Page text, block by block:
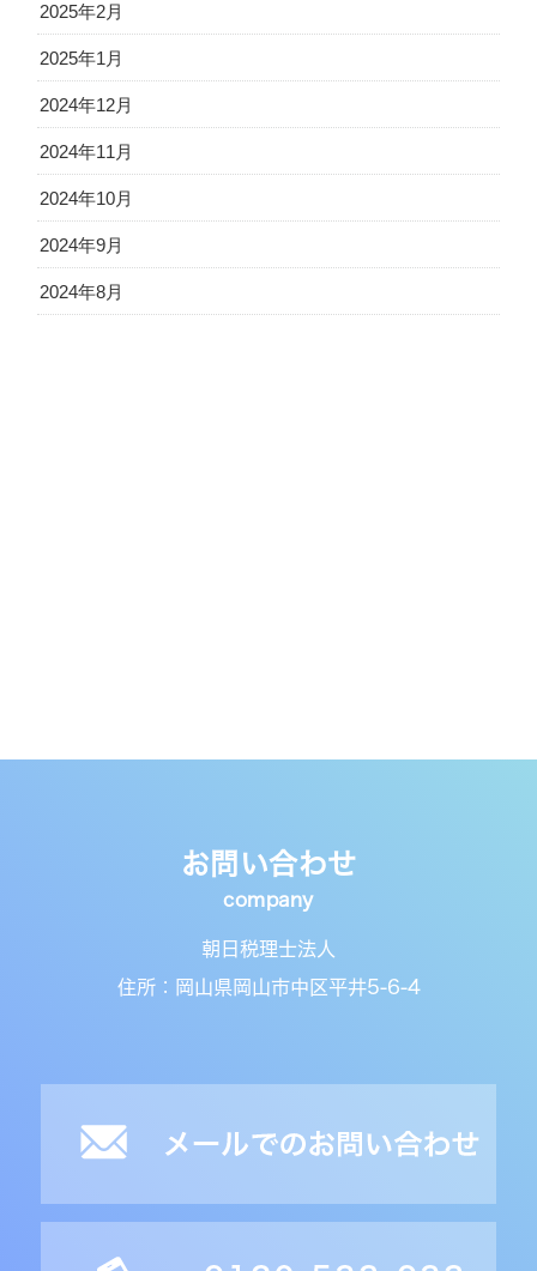
2025年2月
2025年1月
2024年12月
2024年11月
2024年10月
2024年9月
2024年8月
お問い合わせ
朝日税理士法人
住所：岡山県岡山市中区平井5-6-4